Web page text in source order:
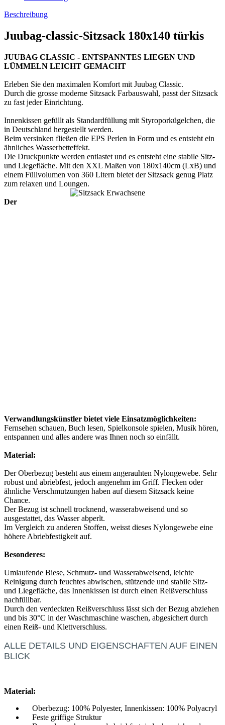
Beschreibung
Juubag-classic-Sitzsack 180x140 türkis
JUUBAG CLASSIC - ENTSPANNTES LIEGEN UND
LÜMMELN LEICHT GEMACHT
Erleben Sie den maximalen Komfort mit Juubag Classic.
Durch die grosse moderne Sitzsack Farbauswahl, passt der Sitzsack
zu fast jeder Einrichtung.
Innenkissen gefüllt als Standardfüllung mit Styroporkügelchen, die
in Deutschland hergestellt werden.
Beim versinken fließen die EPS Perlen in Form und es entsteht ein
ähnliches Wasserbetteffekt.
Die Druckpunkte werden entlastet und es entsteht eine stabile Sitz-
und Liegefläche. Mit den XXL Maßen von 180x140cm (LxB) und
einem Füllvolumen von 360 Litern bietet der Sitzsack genug Platz
zum relaxen und Loungen.
Der
Verwandlungskünstler bietet viele Einsatzmöglichkeiten:
Fernsehen schauen, Buch lesen, Spielkonsole spielen, Musik hören,
entspannen und alles andere was Ihnen noch so einfällt.
Material:
Der Oberbezug besteht aus einem angerauhten Nylongewebe. Sehr
robust und abriebfest, jedoch angenehm im Griff. Flecken oder
ähnliche Verschmutzungen haben auf diesem Sitzsack keine
Chance.
Der Bezug ist schnell trocknend, wasserabweisend und so
ausgestattet, das Wasser abperlt.
Im Vergleich zu anderen Stoffen, weisst dieses Nylongewebe eine
höhere Abriebfestigkeit auf.
Besonderes:
Umlaufende Biese, Schmutz- und Wasserabweisend, leichte
Reinigung durch feuchtes abwischen, stützende und stabile Sitz-
und Liegefläche, das Innenkissen ist durch einen Reißverschluss
nachfüllbar.
Durch den verdeckten Reißverschluss lässt sich der Bezug abziehen
und bis 30°C in der Waschmaschine waschen, abgesichert durch
einen Reiß- und Klettverschluss.
ALLE DETAILS UND EIGENSCHAFTEN AUF EINEN
BLICK
Material:
Oberbezug: 100% Polyester, Innenkissen: 100% Polyacryl
Feste griffige Struktur